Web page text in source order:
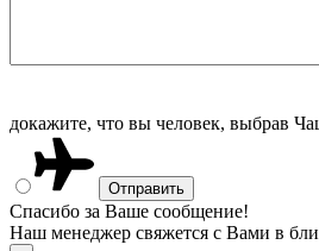
докажите, что вы человек, выбрав
Спасибо за Ваше сообщение!
Наш менеджер свяжется с Вами в